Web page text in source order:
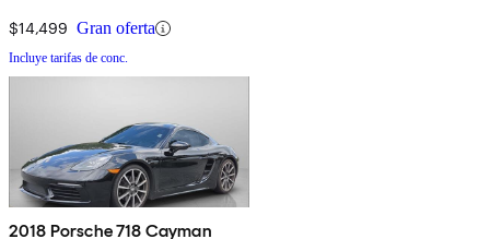
$14,499 Gran oferta
Incluye tarifas de conc.
2018 Porsche 718 Cayman